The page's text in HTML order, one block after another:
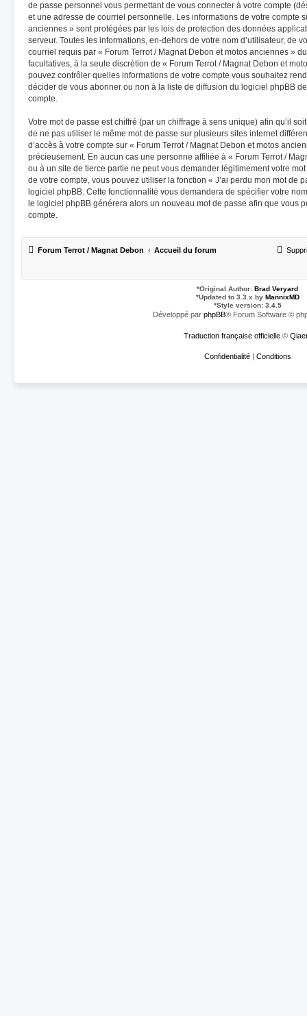
de passe personnel vous permettant de vous connecter à votre compte
et une adresse de courriel personnelle. Les informations de votre compte
anciennes » sont protégées par les lois de protection des données
serveur. Toutes les informations, en-dehors de votre nom d’utilisateur, de
courriel requis par « Forum Terrot / Magnat Debon et motos anciennes »
facultatives, à la seule discrétion de « Forum Terrot / Magnat Debon et
pouvez contrôler quelles informations de votre compte vous souhaitez
décider de vous abonner ou non à la liste de diffusion du logiciel phpBB
compte.
Votre mot de passe est chiffré (par un chiffrage à sens unique) afin qu’il
de ne pas utiliser le même mot de passe sur plusieurs sites internet
d’accès à votre compte sur « Forum Terrot / Magnat Debon et motos
précieusement. En aucun cas une personne affiliée à « Forum Terrot /
ou à un site de tierce partie ne peut vous demander légitimement votre
de votre compte, vous pouvez utiliser la fonction « J’ai perdu mon mot de
logiciel phpBB. Cette fonctionnalité vous demandera de spécifier votre
le logiciel phpBB générera alors un nouveau mot de passe afin que vous
compte.
Forum Terrot / Magnat Debon Accueil du forum
*Original Author: Brad Veryard
*Updated to 3.3.x by MannixMD
*Style version: 3.4.5
Développé par phpBB® Forum Software ©
Traduction française officielle©
Confidentialité | Conditions